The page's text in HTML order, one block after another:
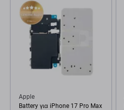
Apple
Battery για iPhone 17 Pro Max